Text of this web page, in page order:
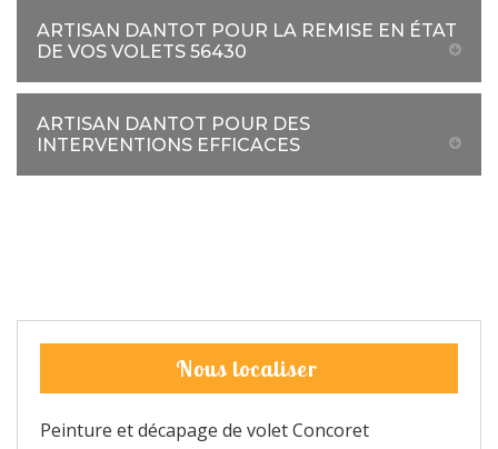
ARTISAN DANTOT POUR LA REMISE EN ÉTAT
DE VOS VOLETS 56430
ARTISAN DANTOT POUR DES
INTERVENTIONS EFFICACES
Nous localiser
Peinture et décapage de volet Concoret